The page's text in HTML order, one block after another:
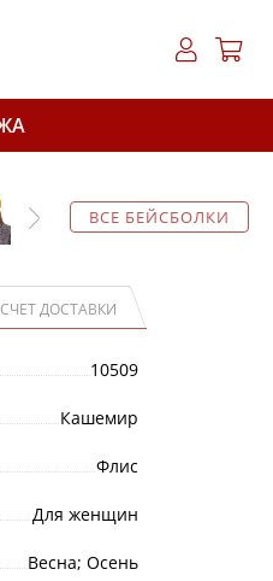
ВСЕ БЕЙСБОЛКИ
ДОСТАВКИ
10509
Кашемир
Флис
Для женщин
Весна; Осень